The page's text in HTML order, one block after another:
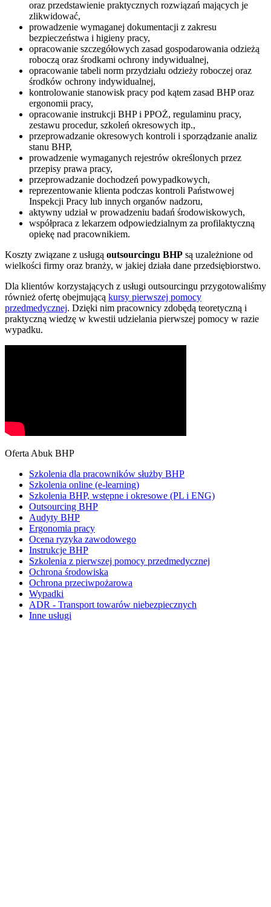
oraz przedstawienie praktycznych rozwiązań mających je
zlikwidować,
prowadzenie wymaganej dokumentacji z zakresu
bezpieczeństwa i higieny pracy,
opracowanie szczegółowych zasad gospodarowania odzieżą
roboczą oraz środkami ochrony indywidualnej,
opracowanie tabeli norm przydziału odzieży roboczej oraz
środków ochrony indywidualnej,
kontrolowanie stanowisk pracy pod kątem zasad BHP oraz
ergonomii pracy,
opracowanie instrukcji BHP i PPOŻ, regulaminu pracy,
zestawu procedur, szkoleń okresowych itp.,
przeprowadzanie okresowych kontroli i sporządzanie analiz
stanu BHP,
prowadzenie wymaganych rejestrów określonych przez
przepisy prawa pracy,
przeprowadzanie dochodzeń powypadkowych,
reprezentowanie klienta podczas kontroli Państwowej
Inspekcji Pracy lub innych organów nadzoru,
aktywny udział w prowadzeniu badań środowiskowych,
współpraca z lekarzem odpowiedzialnym za profilaktyczną
opiekę nad pracownikiem.
Koszty związane z usługą outsourcingu BHP są uzależnione od
wielkości firmy oraz branży, w jakiej działa dane przedsiębiorstwo.
Dla klientów korzystających z usługi outsourcingu przygotowaliśmy
również ofertę obejmującą kursy pierwszej pomocy
przedmedycznej. Dzięki nim pracownicy zdobędą teoretyczną i
praktyczną wiedzę w kwestii udzielania pierwszej pomocy w razie
wypadku.
Oferta Abuk BHP
Szkolenia dla pracowników służby BHP
Szkolenia online (e-learning)
Szkolenia BHP, wstępne i okresowe (PL i ENG)
Outsourcing BHP
Audyty BHP
Ergonomia pracy
Ocena ryzyka zawodowego
Instrukcje BHP
Szkolenia z pierwszej pomocy przedmedycznej
Ochrona środowiska
Ochrona przeciwpożarowa
Wypadki
ADR - Transport towarów niebezpiecznych
Inne usługi